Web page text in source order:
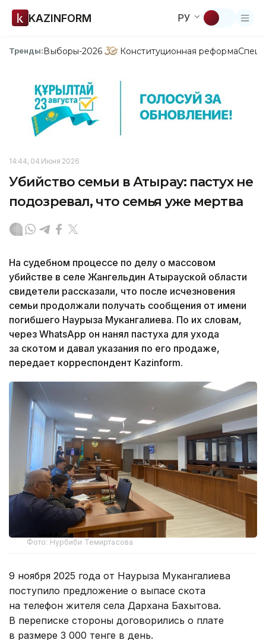
KAZINFORM РУ
Тренды:Выборы-2026 Конституционная реформа
14:44, 04 Июня 2026
Убийство семьи в Атырау: пастух не
подозревал, что семья уже мертва
На судебном процессе по делу о массовом
убийстве в селе Жангельдин Атырауской области
свидетели рассказали, что после исчезновения
семьи продолжали получать сообщения от имени
погибшего Наурыза Мукангалиева. По их словам,
через WhatsApp он нанял пастуха для ухода
за скотом и давал указания по его продаже,
передает корреспондент Kazinform.
Фото: Нурбиби Темиртасова
9 ноября 2025 года от Наурыза Мукангалиева
поступило предложение о выпасе скота
на телефон жителя села Дархана Бахытова.
В переписке стороны договорились о плате
в размере 3 000 тенге в день.